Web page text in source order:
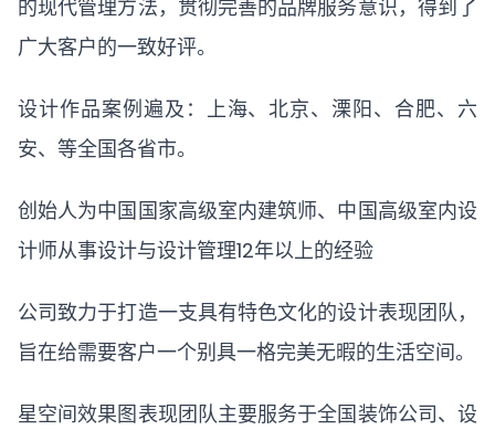
的现代管理方法，贯彻完善的品牌服务意识，得到了
广大客户的一致好评。
设计作品案例遍及：上海、北京、溧阳、合肥、六
安、等全国各省市。
创始人为中国国家高级室内建筑师、中国高级室内设
计师从事设计与设计管理12年以上的经验
公司致力于打造一支具有特色文化的设计表现团队，
旨在给需要客户一个别具一格完美无暇的生活空间。
星空间效果图表现团队主要服务于全国装饰公司、设